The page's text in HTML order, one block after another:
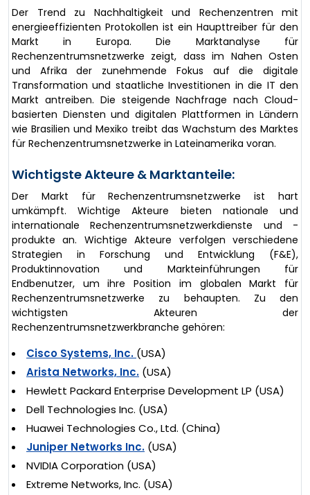
Der Trend zu Nachhaltigkeit und Rechenzentren mit
energieeffizienten Protokollen ist ein Haupttreiber für den
Markt in Europa. Die Marktanalyse für
Rechenzentrumsnetzwerke zeigt, dass im Nahen Osten
und Afrika der zunehmende Fokus auf die digitale
Transformation und staatliche Investitionen in die IT den
Markt antreiben. Die steigende Nachfrage nach Cloud-
basierten Diensten und digitalen Plattformen in Ländern
wie Brasilien und Mexiko treibt das Wachstum des Marktes
für Rechenzentrumsnetzwerke in Lateinamerika voran.
Wichtigste Akteure & Marktanteile:
Der Markt für Rechenzentrumsnetzwerke ist hart
umkämpft. Wichtige Akteure bieten nationale und
internationale Rechenzentrumsnetzwerkdienste und -
produkte an. Wichtige Akteure verfolgen verschiedene
Strategien in Forschung und Entwicklung (F&E),
Produktinnovation und Markteinführungen für
Endbenutzer, um ihre Position im globalen Markt für
Rechenzentrumsnetzwerke zu behaupten. Zu den
wichtigsten Akteuren der
Rechenzentrumsnetzwerkbranche gehören:
Cisco Systems, Inc. (USA)
Arista Networks, Inc. (USA)
Hewlett Packard Enterprise Development LP (USA)
Dell Technologies Inc. (USA)
Huawei Technologies Co., Ltd. (China)
Juniper Networks Inc. (USA)
NVIDIA Corporation (USA)
Extreme Networks, Inc. (USA)